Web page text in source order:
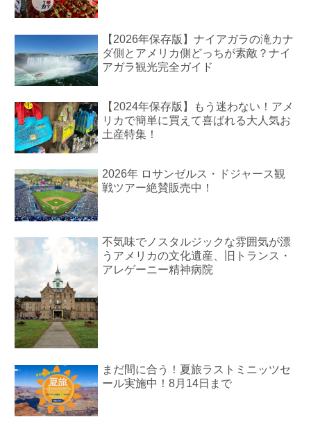
【2026年保存版】ナイアガラの滝カナ
ダ側とアメリカ側どっちが素敵？ナイ
アガラ観光完全ガイド
【2024年保存版】もう迷わない！アメ
リカで簡単に買えて喜ばれる大人気お
土産特集！
2026年 ロサンゼルス・ドジャース観
戦ツアー絶賛販売中！
不気味でノスタルジックな雰囲気が漂
うアメリカの文化遺産、旧トランス・
アレゲーニー精神病院
まだ間に合う！夏旅ラストミニッツセ
ール実施中！8月14日まで